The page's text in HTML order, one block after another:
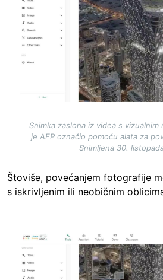
Snimka zaslona iz videa s
je AFP označio pomoću alata za
Snimljena 30.
Štoviše, povećanjem fotografije
s iskrivljenim ili neobičnim
Image